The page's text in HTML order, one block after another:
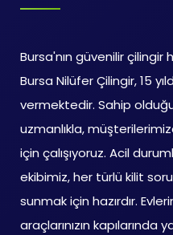
Bursa'nın güvenilir
Bursa Nilüfer Çilingir, 15
vermektedir. Sahip
uzmanlıkla,
için çalışıyoruz. Acil
ekibimiz, her türlü kilit
sunmak için hazırdır.
araçlarınızın kapılarında